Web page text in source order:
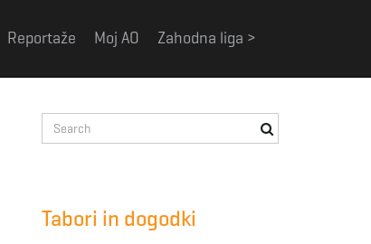
Reportaže Moj AO Zahodna liga >
e
Tabori in dogodki